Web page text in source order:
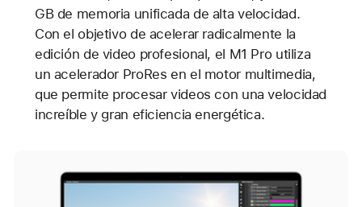
GB de memoria unificada de alta velocidad.
Con el objetivo de acelerar radicalmente la
edición de video profesional, el M1 Pro utiliza
un acelerador ProRes en el motor multimedia,
que permite procesar videos con una velocidad
increíble y gran eficiencia energética.